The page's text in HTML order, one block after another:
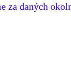
za daných